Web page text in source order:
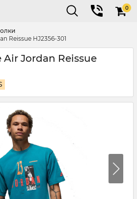
0
Reissue HJ2356-301
Jordan Reissue